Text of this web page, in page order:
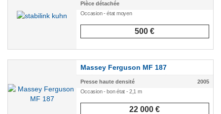
Pièce détachée
Occasion - état moyen
500 €
Massey Ferguson MF 187
Presse haute densité
2005
Occasion - bon état - 2,1 m
22 000 €